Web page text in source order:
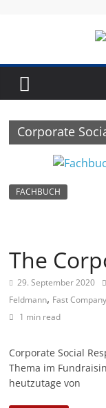
r
e
n
m
a
Corporate
FACHBUCH
The
29. September 2020
Feldmann, Fast
1 min read
Corporate Social
Thema im
heutzutage von